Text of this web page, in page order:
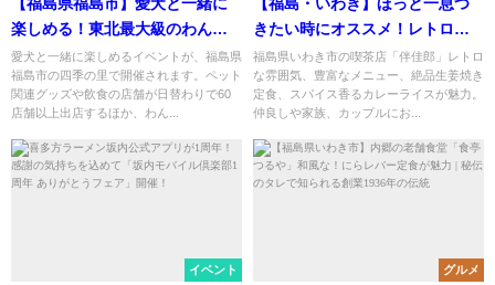
【福島県福島市】愛犬と一緒に
楽しめる！東北最大級のわんち
ゃんイベント「うちの仔市場」
愛犬と一緒に楽しめるイベントが、福島県
福島市の四季の里で開催されます。ペット
関連グッズや飲食の店舗が日替わりで60
店舗以上出店するほか、わん...
【福島・いわき】ほっと一息つ
きたい時にオススメ！レトロな
喫茶店「伴佳郎」の絶品生姜焼
き定食とカレー
福島県いわき市の喫茶店「伴佳郎」レトロ
な雰囲気、豊富なメニュー、絶品生姜焼き
定食、スパイス香るカレーライスが魅力。
仲良しや家族、カップルにお...
イベント グルメ